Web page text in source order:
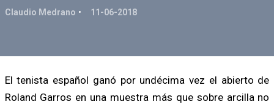
Claudio Medrano 11-06-2018
El tenista español ganó por undécima vez el abierto de
Roland Garros en una muestra más que sobre arcilla no